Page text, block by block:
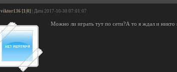
viktor136 [1|0] | Дата 2017-10-30 07:01:07
Можно ли играть тут по сети?А то я ждал и никто